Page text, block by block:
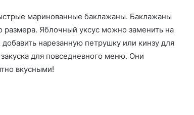
маринованные баклажаны. Баклажаны
размера. Яблочный уксус можно заменить на
нарезанную петрушку или кинзу для
для повседневного меню. Они
вкусными!